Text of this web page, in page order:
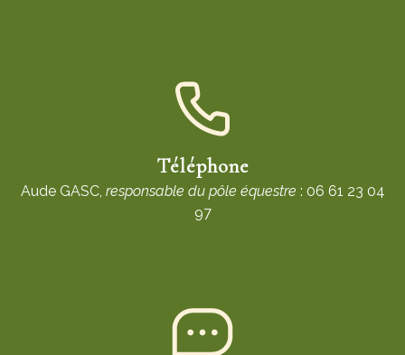
Téléphone
Aude GASC, responsable du pôle équestre : 06 61 23 04
97